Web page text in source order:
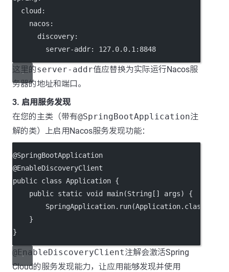
cloud :
nacos :
discovery:
server-addr: 127.0.0.1:8848
这里的server-addr值应替换为实际运行Nacos服
务器的地址和端口。
3. 启用服务发现
在您的主类（带有@SpringBootApplication注
解的类）上启用Nacos服务发现功能：
@SpringBootApplication
@EnableDiscoveryClient
public class Application {
public static void main(String [] args) {
        SpringApplication.
run(Application.class,
    }
}
@EnableDiscoveryClient注解会激活Spring
Cloud的服务发现能力，让应用能够发现并使用